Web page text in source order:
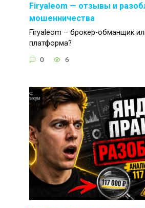
Firyaleom — отзывы и
мошенничества
Firyaleom – брокер-обманщик
платформа?
0 6